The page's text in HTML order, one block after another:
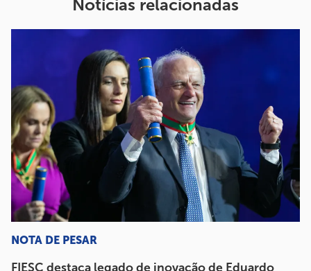
Notícias relacionadas
NOTA DE PESAR
FIESC destaca legado de inovação de Eduardo